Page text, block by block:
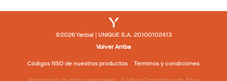
©2026 Yanbal | UNIQUE S.A. 20100102413
Volver Arriba
Códigos NSO de nuestros productos Términos y condiciones